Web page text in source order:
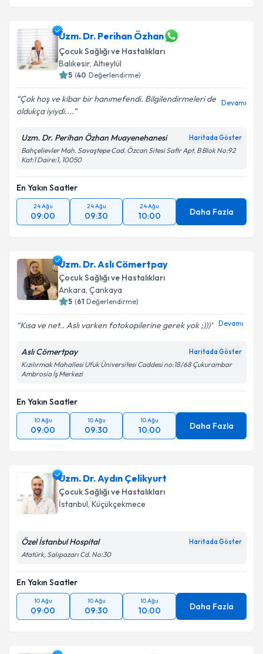
Uzm. Dr. Perihan Özhan
Çocuk Sağlığı ve Hastalıkları
Balıkesir, Altıeylül
5 (40 Değerlendirme)
Çok hoş ve kibar bir hanımefendi. Bilgilendirmeleri de
oldukça iyiydi....
Devamı
Uzm. Dr. Perihan Özhan Muayenehanesi Haritada Göster
Bahçelievler Mah. Savaştepe Cad. Özcan Sitesi Safir Apt. B Blok No:92
Kat:1 Daire:1, 10050
En Yakın Saatler
24 Ağu
09:00
24 Ağu
09:30
24 Ağu
10:00 Daha Fazla
Uzm. Dr. Aslı Cömertpay
Çocuk Sağlığı ve Hastalıkları
Ankara, Çankaya
5 (61 Değerlendirme)
Kısa ve net.. Aslı varken fotokopilerine gerek yok ;))) Devamı
Aslı Cömertpay Haritada Göster
Kızılırmak Mahallesi Ufuk Üniversitesi Caddesi no:18/68 Çukurambar
Ambrosia İş Merkezi
En Yakın Saatler
10 Ağu
09:00
10 Ağu
09:30
10 Ağu
10:00 Daha Fazla
Uzm. Dr. Aydın Çelikyurt
Çocuk Sağlığı ve Hastalıkları
İstanbul, Küçükçekmece
Özel İstanbul Hospital Haritada Göster
Atatürk, Salıpazarı Cd. No:30
En Yakın Saatler
10 Ağu
09:00
10 Ağu
09:30
10 Ağu
10:00 Daha Fazla